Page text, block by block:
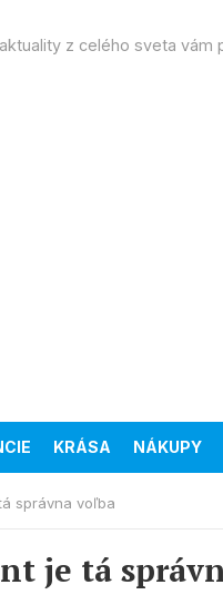
KRÁSA NÁKUPY
správna voľba
je tá